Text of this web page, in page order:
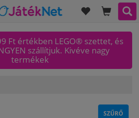
Ft értékben LEGO® szettet, és
szállítjuk. Kivéve nagy
termékek
SZŰRŐ